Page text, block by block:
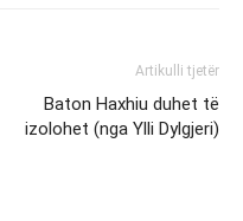
Artikulli tjetër
Baton Haxhiu duhet të
izolohet (nga Ylli Dylgjeri)